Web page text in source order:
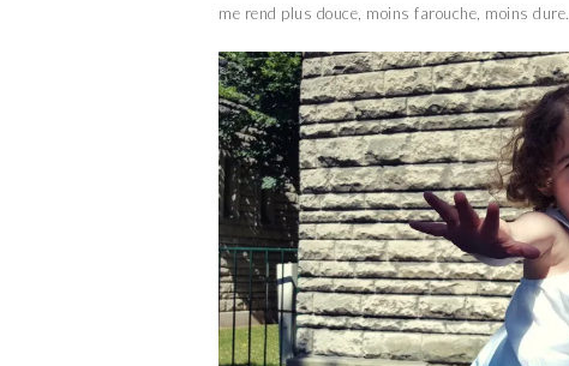
me rend plus douce, moins farouche, moins dure.